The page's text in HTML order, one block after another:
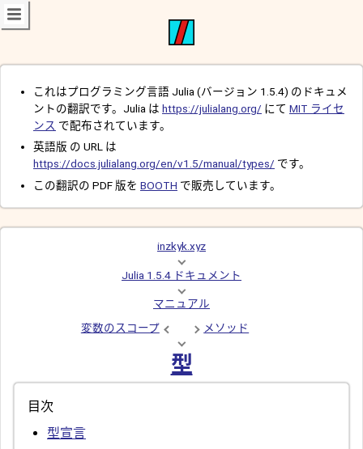
これはプログラミング言語 Julia (バージョン 1.5.4) のドキュメ
ントの翻訳です。Julia は https://julialang.org/ にて MIT ライセ
ンス で配布されています。
英語版 の URL は
https://docs.julialang.org/en/v1.5/manual/types/ です。
この翻訳の PDF 版を BOOTH で販売しています。
inzkyk.xyz
Julia 1.5.4 ドキュメント
マニュアル
変数のスコープ
メソッド
型
目次
型宣言